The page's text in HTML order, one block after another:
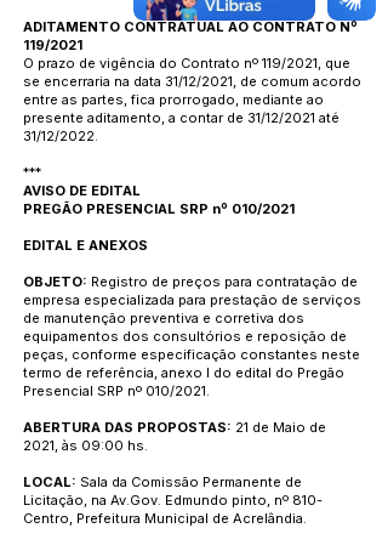
ADITAMENTO CONTRATUAL AO CONTRATO Nº
119/2021
O prazo de vigência do Contrato nº 119/2021, que
se encerraria na data 31/12/2021, de comum acordo
entre as partes, fica prorrogado, mediante ao
presente aditamento, a contar de 31/12/2021 até
31/12/2022.
***
AVISO DE EDITAL
PREGÃO PRESENCIAL SRP nº 010/2021
EDITAL E ANEXOS
OBJETO: Registro de preços para contratação de
empresa especializada para prestação de serviços
de manutenção preventiva e corretiva dos
equipamentos dos consultórios e reposição de
peças, conforme especificação constantes neste
termo de referência, anexo I do edital do Pregão
Presencial SRP nº 010/2021.
ABERTURA DAS PROPOSTAS: 21 de Maio de
2021, às 09:00 hs.
LOCAL: Sala da Comissão Permanente de
Licitação, na Av.Gov. Edmundo pinto, nº 810-
Centro, Prefeitura Municipal de Acrelândia.